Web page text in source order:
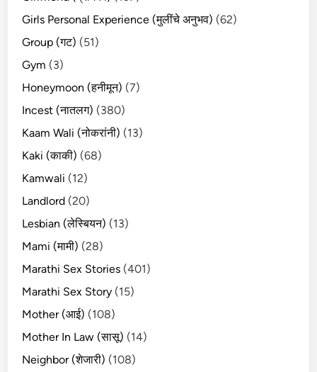
Girls Personal Experience (मुलींचे अनुभव) (62)
Group (गट) (51)
Gym (3)
Honeymoon (हनीमून) (7)
Incest (नातलग) (380)
Kaam Wali (नोकरांनी) (13)
Kaki (काकी) (68)
Kamwali (12)
Landlord (20)
Lesbian (लेस्बियन) (13)
Mami (मामी) (28)
Marathi Sex Stories (401)
Marathi Sex Story (15)
Mother (आई) (108)
Mother In Law (सासू) (14)
Neighbor (शेजारी) (108)